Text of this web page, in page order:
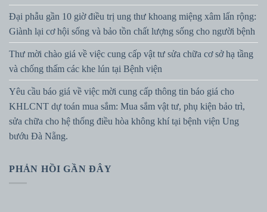
Đại phẫu gần 10 giờ điều trị ung thư khoang miệng xâm lấn rộng:
Giành lại cơ hội sống và bảo tồn chất lượng sống cho người bệnh
Thư mời chào giá về việc cung cấp vật tư sửa chữa cơ sở hạ tầng
và chống thấm các khe lún tại Bệnh viện
Yêu cầu báo giá về việc mời cung cấp thông tin báo giá cho
KHLCNT dự toán mua sắm: Mua sắm vật tư, phụ kiện bảo trì,
sửa chữa cho hệ thống điều hòa không khí tại bệnh viện Ung
bướu Đà Nẵng.
PHẢN HỒI GẦN ĐÂY